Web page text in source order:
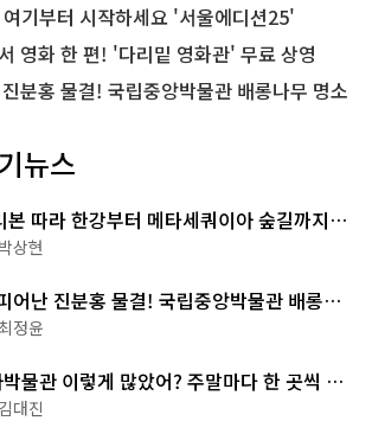
기부터 시작하세요 '서울에디션25'
영화 한 편! '다리밑 영화관' 무료 상영
분홍 물결! 국립중앙박물관 배롱나무 명소
뉴스
본 따라 한강부터 메타세쿼이아 숲길까지…
15코스
상현
어난 진분홍 물결! 국립중앙박물관 배롱나
정윤
물관 이렇게 많았어? 주말마다 한 곳씩 떠
산책
대진